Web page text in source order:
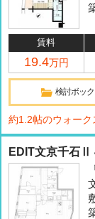
賃料
19.4万円
検討ボッ
約1.2帖のウォーク
EDIT文京千石Ⅱ
「